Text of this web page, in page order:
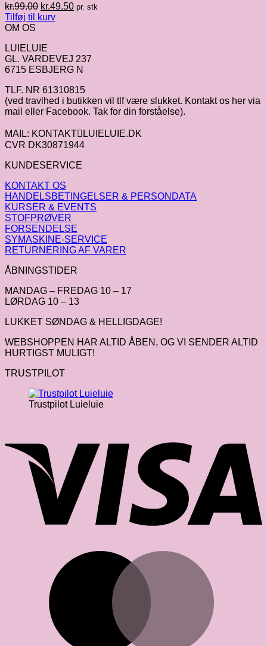
kr.99.00 Den
oprindelige
kr.99.00.
kr.49.50Den
pr. stk
Tilføj til kurv
OM OS
LUIELUIE
GL. VARDEVEJ 237
6715 ESBJERG N
TLF. NR 61310815
(ved travlhed i butikken vil tlf være slukket. Kontakt os her via
mail eller Facebook. Tak for din forståelse).
MAIL: KONTAKTLUIELUIE.DK
CVR DK30871944
KUNDESERVICE
KONTAKT OS
HANDELSBETINGELSER & PERSONDATA
KURSER & EVENTS
STOFPRØVER
FORSENDELSE
SYMASKINE-SERVICE
RETURNERING AF VARER
ÅBNINGSTIDER
MANDAG – FREDAG 10 – 17
LØRDAG 10 – 13
LUKKET SØNDAG & HELLIGDAGE!
WEBSHOPPEN HAR ALTID ÅBEN, OG VI SENDER ALTID
HURTIGST MULIGT!
TRUSTPILOT
Trustpilot Luieluie